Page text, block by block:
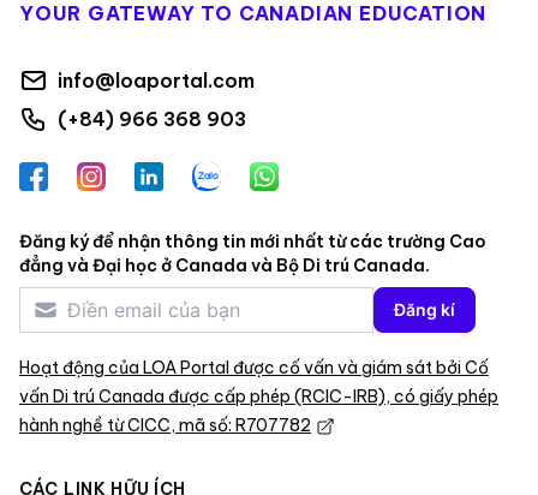
YOUR GATEWAY TO CANADIAN EDUCATION
info@loaportal.com
(+84) 966 368 903
FacebookInstagramLinkedInZalo WhatsApp
Đăng ký để nhận thông tin mới nhất từ các trường Cao
đẳng và Đại học ở Canada và Bộ Di trú Canada.
Đăng kí
Hoạt động của LOA Portal được cố vấn và giám sát bởi Cố
vấn Di trú Canada được cấp phép (RCIC-IRB), có giấy phép
hành nghề từ CICC, mã số: R707782
CÁC LINK HỮU ÍCH